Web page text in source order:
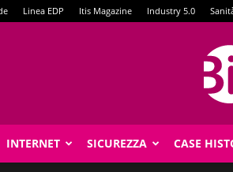
Linea EDP Itis Magazine Industry 5.0
INTERNET SICUREZZA CASE